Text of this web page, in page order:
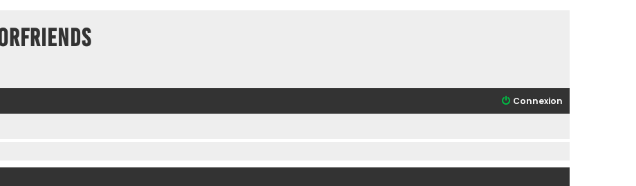
Connexion